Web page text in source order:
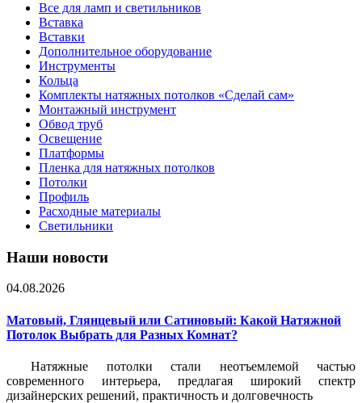
Все для ламп и светильников
Вставка
Вставки
Дополнительное оборудование
Инструменты
Кольца
Комплекты натяжных потолков «Сделай сам»
Монтажный инструмент
Обвод труб
Освещение
Платформы
Пленка для натяжных потолков
Потолки
Профиль
Расходные материалы
Светильники
Наши новости
04.08.2026
Матовый, Глянцевый или Сатиновый: Какой Натяжной
Потолок Выбрать для Разных Комнат?
Натяжные потолки стали неотъемлемой частью
современного интерьера, предлагая широкий спектр
дизайнерских решений, практичность и долговечность